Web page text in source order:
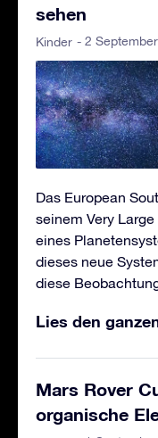
sehen
Kinder - 2
Das European
seinem Very
eines
dieses neue
diese
Lies den
Mars Rover
organische